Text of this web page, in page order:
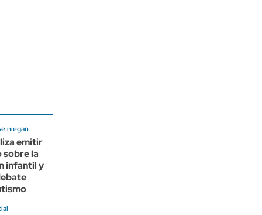
niegan
emitir
sobre la
infantil y